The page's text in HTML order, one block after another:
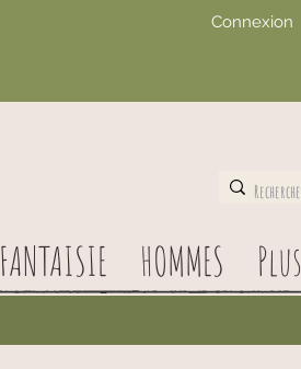
Connexion
FANTAISIE HOMMES Plus